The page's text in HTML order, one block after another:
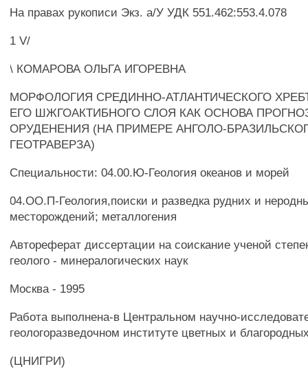
На правах рукописи Экз. а/У УДК 551.462:553.4.078
1 V/
\ КОМАРОВА ОЛЬГА ИГОРЕВНА
МОРФОЛОГИЯ СРЕДИННО-АТЛАНТИЧЕСКОГО
ЕГО ШЖГОАКТИБНОГО СЛОЯ КАК ОСНОВА
ОРУДЕНЕНИЯ (НА ПРИМЕРЕ АНГОЛО-
ГЕОТРАВЕРЗА)
Специальности: 04.00.Ю-Геология океанов и морей
04.ОО.П-Геология,поиски и разведка рудних и
месторождений; металлогения
Автореферат диссертации на соискание ученой
геолого - минералогических наук
Москва - 1995
Работа выполнена-в Центральном научно-
геологоразведочном институте цветных и
(ЦНИГРИ)